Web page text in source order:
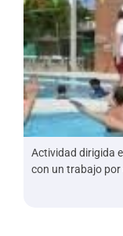
Actividad dirigida
con un trabajo por